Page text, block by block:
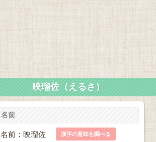
映瑠佐（えるさ）
名前
名前：映瑠佐 漢字の意味を調べる